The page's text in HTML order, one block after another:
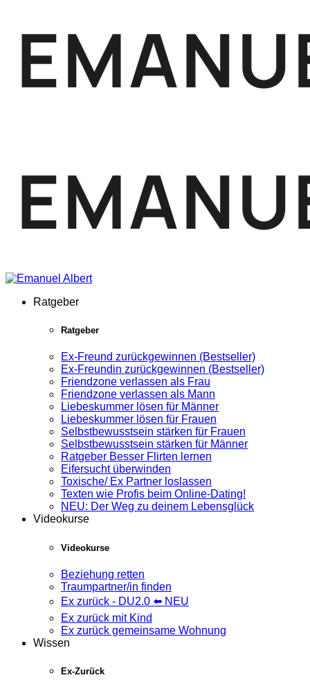
Ratgeber
Ratgeber
Ex-Freund zurückgewinnen (Bestseller)
Ex-Freundin zurückgewinnen (Bestseller)
Friendzone verlassen als Frau
Friendzone verlassen als Mann
Liebeskummer lösen für Männer
Liebeskummer lösen für Frauen
Selbstbewusstsein stärken für Frauen
Selbstbewusstsein stärken für Männer
Ratgeber Besser Flirten lernen
Eifersucht überwinden
Toxische/ Ex Partner loslassen
Texten wie Profis beim Online-Dating!
NEU: Der Weg zu deinem Lebensglück
Videokurse
Videokurse
Beziehung retten
Traumpartner/in finden
Ex zurück - DU2.0 ⬅️ NEU
Ex zurück mit Kind
Ex zurück gemeinsame Wohnung
Wissen
Ex-Zurück